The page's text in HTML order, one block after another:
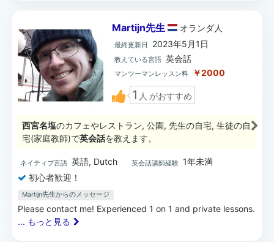
Martijn先生 オランダ人
最終更新日 2023年5月1日
教えている言語 英会話
マンツーマンレッスン料 ￥2000
1 人 がおすすめ
西宮名塩のカフェやレストラン, 公園, 先生の自宅, 生徒の自
宅(家庭教師)で英会話を教えます。
ネイティブ言語 英語, Dutch 英会話講師経験 1年未満
初心者歓迎！
Martijn先生からのメッセージ
Please contact me! Experienced 1 on 1 and private lessons.
... もっと見る